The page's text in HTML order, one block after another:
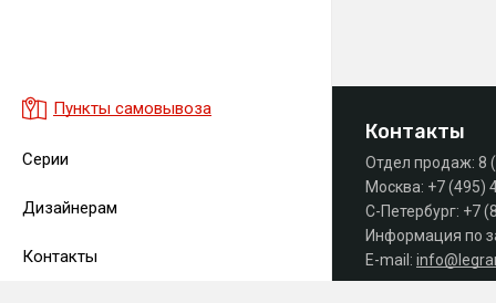
Пункты самовывоза
Серии
Дизайнерам
Контакты
Контакты
Отдел продаж: 8
Москва: +7 (495)
С-Петербург: +7
Информация по
E-mail: